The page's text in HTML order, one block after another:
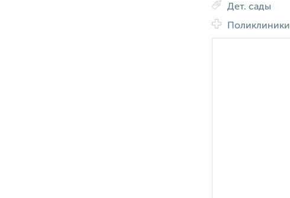
Дет. сады
Поликлиники